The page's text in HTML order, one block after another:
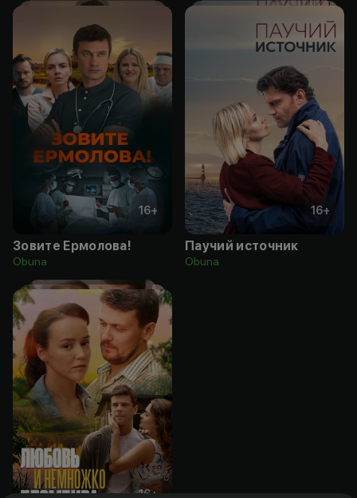
16+
Зовите Ермолова!
Obuna
16+
Паучий источник
Obuna
16 +